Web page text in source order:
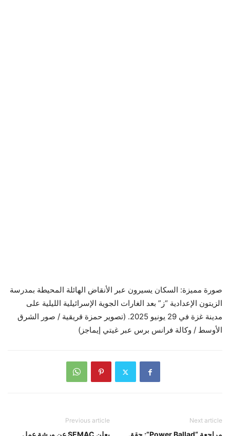
صورة مميزة: السكان يسيرون عبر الأنقاض الهائلة المحيطة بمدرسة
الزيتون الإعدادية “ز” بعد الغارات الجوية الإسرائيلية الليلية على
مدينة غزة في 29 يونيو 2025. (تصوير حمزة قريقية / صور الشرق
الأوسط / وكالة فرانس برس عبر غيتي إيماجز)
Previous article Next article